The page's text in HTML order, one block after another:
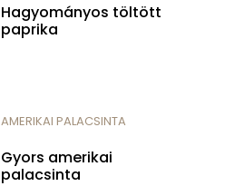
Hagyományos töltött
paprika
AMERIKAI PALACSINTA
Gyors amerikai
palacsinta